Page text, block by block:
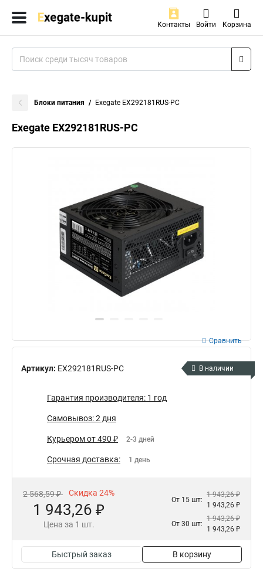
Контакты Войти Корзина
Блоки питания Exegate EX292181RUS-PC
Exegate EX292181RUS-PC
Артикул: EX292181RUS-PC
Сравнить
В наличии
Гарантия производителя: 1 год
Самовывоз: 2 дня
Курьером от 490 ₽ 2-3 дней
Срочная доставка: 1 день
2 568,59 ₽ Скидка 24%
1 943,26 ₽
Цена за 1 шт.
От 15 шт:
1 943,26 ₽
1 943,26 ₽
От 30 шт:
1 943,26 ₽
1 943,26 ₽
Быстрый заказ В корзину